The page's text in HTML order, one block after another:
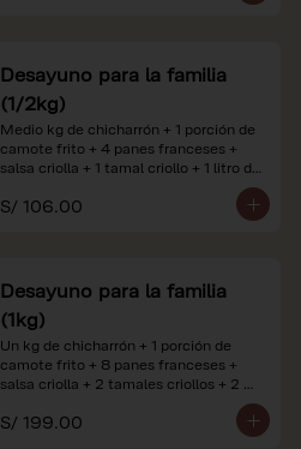
Desayuno para la familia
(1/2kg)
Medio kg de chicharrón + 1 porción de
camote frito + 4 panes franceses +
salsa criolla + 1 tamal criollo + 1 litro de
*Nuestros precios están expresados en
referenciales.
S/ 106.00
Desayuno para la familia
(1kg)
Un kg de chicharrón + 1 porción de
camote frito + 8 panes franceses +
salsa criolla + 2 tamales criollos + 2
*Nuestros precios están expresados en
S/ 199.00